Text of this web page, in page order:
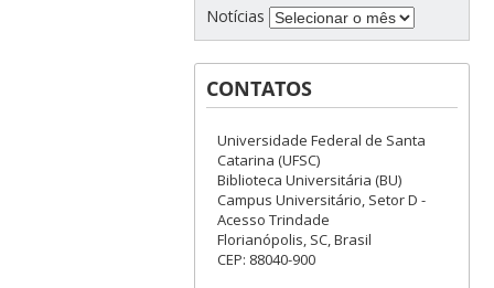
Notícias
CONTATOS
Universidade Federal de Santa
Catarina (UFSC)
Biblioteca Universitária (BU)
Campus Universitário, Setor D -
Acesso Trindade
Florianópolis, SC, Brasil
CEP: 88040-900